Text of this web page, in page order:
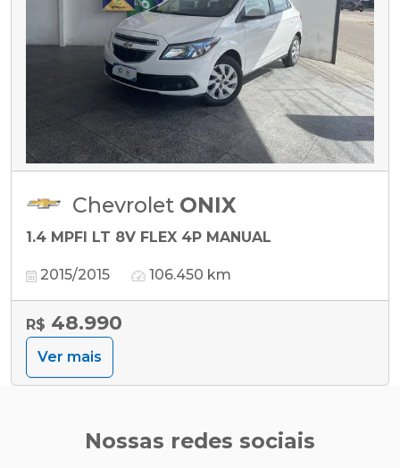
Chevrolet ONIX
1.4 MPFI LT 8V FLEX 4P MANUAL
2015/2015 106.450 km
R$ 48.990
Ver mais
Nossas redes sociais